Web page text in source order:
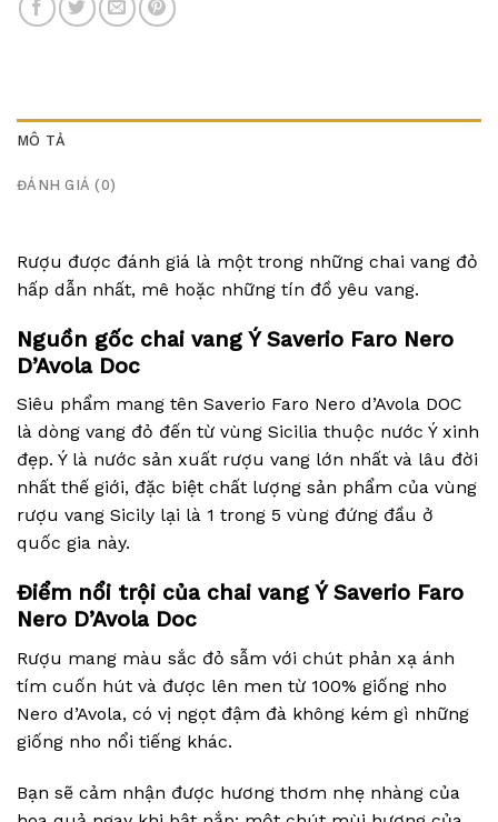
MÔ TẢ
ĐÁNH GIÁ (0)
Rượu được đánh giá là một trong những chai vang đỏ
hấp dẫn nhất, mê hoặc những tín đồ yêu vang.
Nguồn gốc chai vang ÝSaverio Faro Nero
D’Avola Doc
Siêu phẩm mang tên Saverio Faro Nero d’Avola DOC
là dòng vang đỏ đến từ vùng Sicilia thuộc nước Ý xinh
đẹp. Ý là nước sản xuất rượu vang lớn nhất và lâu đời
nhất thế giới, đặc biệt chất lượng sản phẩm của vùng
rượu vang Sicily lại là 1 trong 5 vùng đứng đầu ở
quốc gia này.
Điểm nổi trội của chai vang Ý Saverio Faro
Nero D’Avola Doc
Rượu mang màu sắc đỏ sẫm với chút phản xạ ánh
tím cuốn hút và được lên men từ 100% giống nho
Nero d’Avola, có vị ngọt đậm đà không kém gì những
giống nho nổi tiếng khác.
Bạn sẽ cảm nhận được hương thơm nhẹ nhàng của